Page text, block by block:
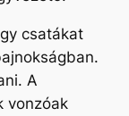
csatákat
A
vonzóak